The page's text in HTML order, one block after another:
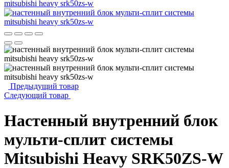
Предыдущий товар
Следующий товар
Настенный внутренний блок
мульти-сплит системы
Mitsubishi Heavy SRK50ZS-W